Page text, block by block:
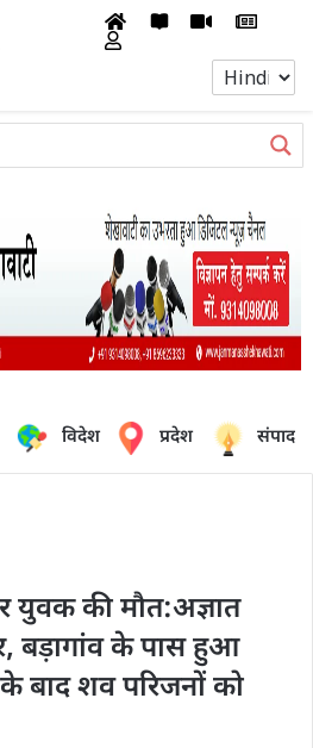
विदेश प्रदेश
युवक की मौत:अज्ञात
बड़ागांव के पास हुआ
के बाद शव परिजनों को